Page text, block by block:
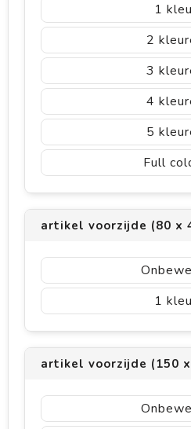
1
2
3
4
5
Full
artikel voorzijde (80 x
1
artikel voorzijde (150